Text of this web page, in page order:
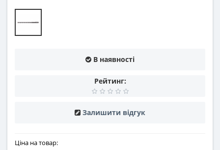
В наявності
Рейтинг:
Залишити відгук
Ціна на товар: